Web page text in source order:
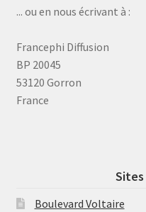
... ou en nous écrivant à :
Francephi Diffusion
BP 20045
53120 Gorron
France
Boulevard Voltaire